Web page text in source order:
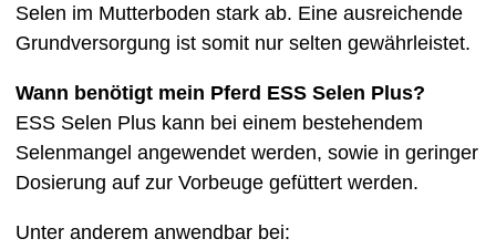
Selen im Mutterboden stark ab. Eine ausreichende
Grundversorgung ist somit nur selten gewährleistet.
Wann benötigt mein Pferd ESS Selen Plus?
ESS Selen Plus kann bei einem bestehendem
Selenmangel angewendet werden, sowie in geringer
Dosierung auf zur Vorbeuge gefüttert werden.
Unter anderem anwendbar bei: